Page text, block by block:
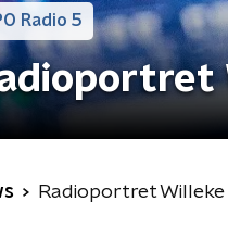
Radio 5
Radioportret